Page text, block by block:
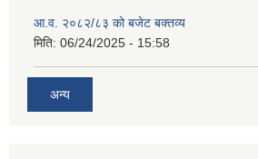
आ.व. २०८२/८३ को बजेट बक्तव्य
मिति: 06/24/2025 - 15:58
अन्य